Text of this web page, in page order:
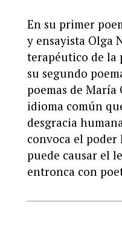
En su primer
y ensayista Olga
terapéutico de la
su segundo
poemas de
idioma común
desgracia
convoca el
puede causar el
entronca con